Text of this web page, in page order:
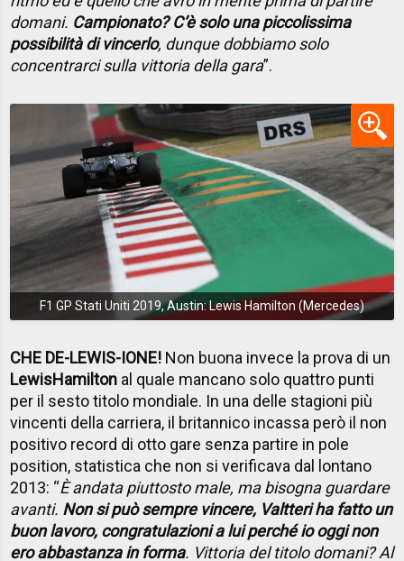
domani. Campionato? C’è solo una piccolissima
possibilità di vincerlo, dunque dobbiamo solo
concentrarci sulla vittoria della gara”.
F1 GP Stati Uniti 2019, Austin: Lewis Hamilton (Mercedes)
CHE DE-LEWIS-IONE! Non buona invece la prova di un
LewisHamilton al quale mancano solo quattro punti
per il sesto titolo mondiale. In una delle stagioni più
vincenti della carriera, il britannico incassa però il non
positivo record di otto gare senza partire in pole
position, statistica che non si verificava dal lontano
2013: “È andata piuttosto male, ma bisogna guardare
avanti. Non si può sempre vincere, Valtteri ha fatto un
buon lavoro, congratulazioni a lui perché io oggi non
ero abbastanza in forma. Vittoria del titolo domani? Al